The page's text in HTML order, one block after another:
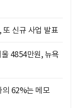
또 신규 사업 발표
4854만원, 뉴욕
의 62%는 메모